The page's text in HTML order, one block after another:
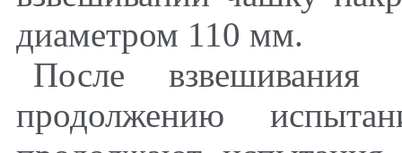
диаметром 110 мм.
После взвешивания
продолжению